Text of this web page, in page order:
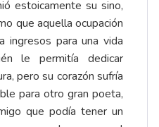
estoicamente su sino,
que aquella ocupación
ingresos para una vida
le permitía dedicar
pero su corazón sufría
para otro gran poeta,
que podía tener un